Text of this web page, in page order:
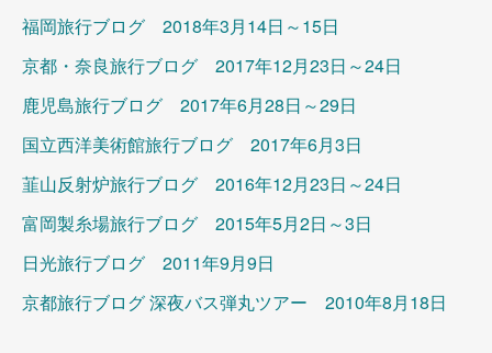
福岡旅行ブログ 2018年3月14日～15日
京都・奈良旅行ブログ 2017年12月23日～24日
鹿児島旅行ブログ 2017年6月28日～29日
国立西洋美術館旅行ブログ 2017年6月3日
韮山反射炉旅行ブログ 2016年12月23日～24日
富岡製糸場旅行ブログ 2015年5月2日～3日
日光旅行ブログ 2011年9月9日
京都旅行ブログ 深夜バス弾丸ツアー 2010年8月18日